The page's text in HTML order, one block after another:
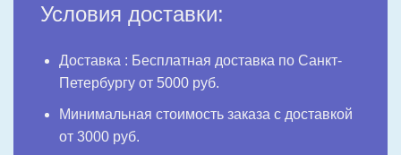
Условия доставки:
Доставка : Бесплатная доставка по Санкт-
Петербургу от 5000 руб.
Минимальная стоимость заказа с доставкой
от 3000 руб.